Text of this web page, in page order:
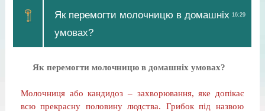
16:29
Як перемогти молочницю в домашніх
умовах?
Як перемогти молочницю в домашніх умовах?
Молочниця або кандидоз – захворювання, яке допікає
всю прекрасну половину людства. Грибок під назвою